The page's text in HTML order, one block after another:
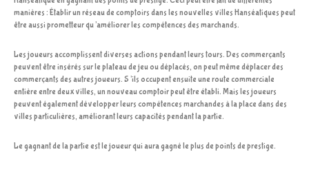
manières : Établir un réseau de comptoirs dans les nouvelles villes Hanséatiques peut
être aussi prometteur qu’améliorer les compétences des marchands.
Les joueurs accomplissent diverses actions pendant leurs tours. Des commerçants
peuvent être insérés sur le plateau de jeu ou déplacés, on peut même déplacer des
commerçants des autres joueurs. S’ils occupent ensuite une route commerciale
entière entre deux villes, un nouveau comptoir peut être établi. Mais les joueurs
peuvent également développer leurs compétences marchandes à la place dans des
villes particulières, améliorant leurs capacités pendant la partie.
Le gagnant de la partie est le joueur qui aura gagné le plus de points de prestige.